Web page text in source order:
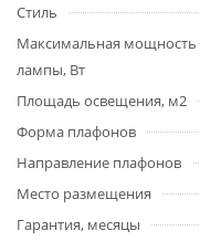
Стиль
Максимальная мощность
лампы, Вт
Площадь освещения, м2
Форма плафонов
Направление плафонов
Место размещения
Гарантия, месяцы